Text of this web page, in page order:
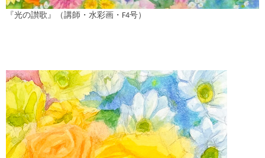
『光の讃歌』（講師・水彩画・F4号）